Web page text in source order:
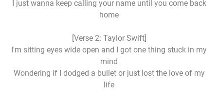
I just wanna keep calling your name until you come back
home
[Verse 2: Taylor Swift]
I'm sitting eyes wide open and I got one thing stuck in my
mind
Wondering if I dodged a bullet or just lost the love of my
life